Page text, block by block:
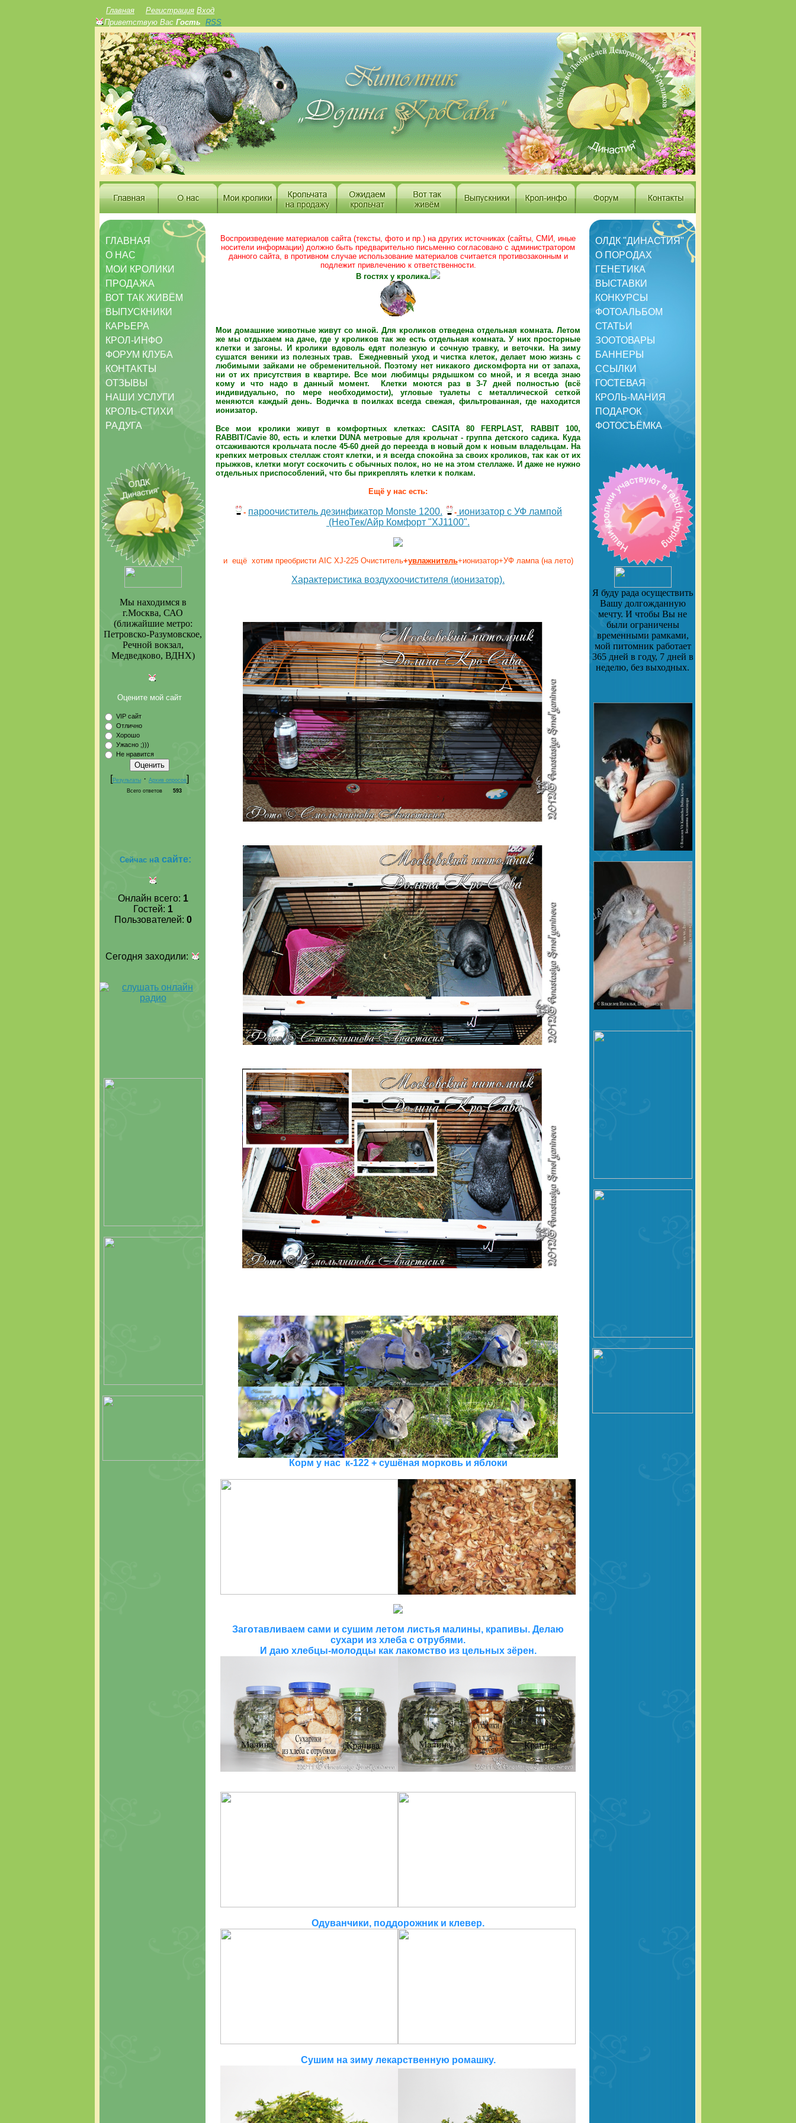
Главная Регистрация Вход
Приветствую Вас Гость RSS
ГЛАВНАЯ
О НАС
МОИ КРОЛИКИ
ПРОДАЖА
ВОТ ТАК ЖИВЁМ
ВЫПУСКНИКИ
КАРЬЕРА
КРОЛ-ИНФО
ФОРУМ КЛУБА
КОНТАКТЫ
ОТЗЫВЫ
НАШИ УСЛУГИ
КРОЛЬ-СТИХИ
РАДУГА
Мы находимся в
г.Москва, САО
(ближайшие метро:
Петровско-Разумовское,
Речной вокзал,
Медведково, ВДНХ)
Оцените мой сайт
VIP сайт
Отлично
Хорошо
Ужасно ;)))
Не нравится
[Результаты · Архив опросов]
Всего ответов 593
Сейчас на сайте:
Онлайн всего: 1
Гостей: 1
Пользователей: 0
Сегодня заходили:
Воспроизведение материалов сайта (тексты, фото и пр.) на других источниках (сайты, СМИ, иные
носители информации) должно быть предварительно письменно согласовано с администратором
данного сайта, в противном случае использование материалов считается противозаконным и
подлежит привлечению к ответственности.
В гостях у кролика.
Мои домашние животные живут со мной. Для кроликов отведена отдельная комната. Летом
же мы отдыхаем на даче, где у кроликов так же есть отдельная комната. У них просторные
клетки и загоны. И кролики вдоволь едят полезную и сочную травку, и веточки. На зиму
сушатся веники из полезных трав. Ежедневный уход и чистка клеток, делает мою жизнь с
любимыми зайками не обременительной. Поэтому нет никакого дискомфорта ни от запаха,
ни от их присутствия в квартире. Все мои любимцы рядышком со мной, и я всегда знаю
кому и что надо в данный момент. Клетки моются раз в 3-7 дней полностью (всё
индивидуально, по мере необходимости), угловые туалеты с металлической сеткой
меняются каждый день. Водичка в поилках всегда свежая, фильтрованная, где находится
ионизатор.
Все мои кролики живут в комфортных клетках: CASITA 80 FERPLAST, RABBIT 100,
RABBIT/Cavie 80, есть и клетки DUNA метровые для крольчат - группа детского садика. Куда
отсаживаются крольчата после 45-60 дней до переезда в новый дом к новым владельцам. На
крепких метровых стеллаж стоят клетки, и я всегда спокойна за своих кроликов, так как от их
прыжков, клетки могут соскочить с обычных полок, но не на этом стеллаже. И даже не нужно
отдельных приспособлений, что бы прикреплять клетки к полкам.
Ещё у нас есть:
- пароочиститель дезинфикатор Моnste 1200. - ионизатор с УФ лампой
(НеоТек/Айр Комфорт "XJ1100".
и ещё хотим преобристи AIC XJ-225 Очиститель+увлажнитель+ионизатор+УФ лампа (на лето)
Характеристика воздухоочистителя (ионизатор).
Корм у нас к-122 + сушёная морковь и яблоки
Заготавливаем сами и сушим летом листья малины, крапивы. Делаю
сухари из хлеба с отрубями.
И даю хлебцы-молодцы как лакомство из цельных зёрен.
Одуванчики, поддорожник и клевер.
Сушим на зиму лекарственную ромашку.
ОЛДК "ДИНАСТИЯ"
О ПОРОДАХ
ГЕНЕТИКА
ВЫСТАВКИ
КОНКУРСЫ
ФОТОАЛЬБОМ
СТАТЬИ
ЗООТОВАРЫ
БАННЕРЫ
ССЫЛКИ
ГОСТЕВАЯ
КРОЛЬ-МАНИЯ
ПОДАРОК
ФОТОСЪЁМКА
Я буду рада осуществить
Вашу долгожданную
мечту. И чтобы Вы не
были ограничены
временными рамками,
мой питомник работает
365 дней в году, 7 дней в
неделю, без выходных.